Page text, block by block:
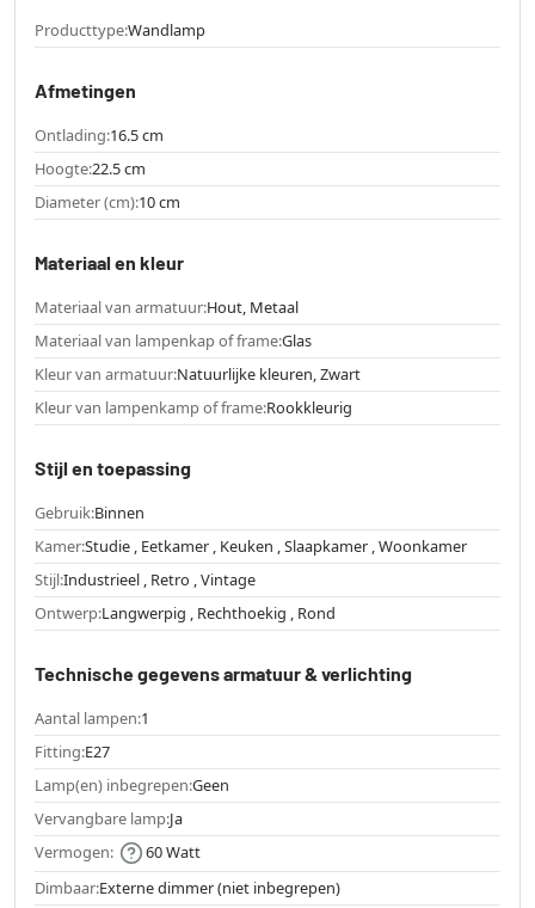
Producttype:Wandlamp
Afmetingen
Ontlading:16.5 cm
Hoogte:22.5 cm
Diameter (cm):10 cm
Materiaal en kleur
Materiaal van armatuur:Hout, Metaal
Materiaal van lampenkap of frame:Glas
Kleur van armatuur:Natuurlijke kleuren, Zwart
Kleur van lampenkamp of frame:Rookkleurig
Stijl en toepassing
Gebruik:Binnen
Kamer:Studie , Eetkamer , Keuken , Slaapkamer , Woonkamer
Stijl:Industrieel , Retro , Vintage
Ontwerp:Langwerpig , Rechthoekig , Rond
Technische gegevens armatuur & verlichting
Aantal lampen:1
Fitting:E27
Lamp(en) inbegrepen:Geen
Vervangbare lamp:Ja
Vermogen:
60 Watt
Dimbaar:Externe dimmer (niet inbegrepen)